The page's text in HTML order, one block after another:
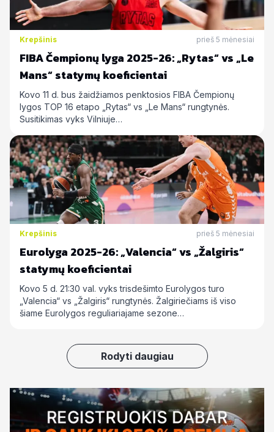
Krepšinis prieš 5 mėnesiai
FIBA Čempionų lyga 2025-26: „Rytas“ vs „Le
Mans“ statymų koeficientai
Kovo 11 d. bus žaidžiamos penktosios FIBA Čempionų
lygos TOP 16 etapo „Rytas“ vs „Le Mans“ rungtynės.
Susitikimas vyks Vilniuje…
Krepšinis prieš 5 mėnesiai
Eurolyga 2025-26: „Valencia“ vs „Žalgiris“
statymų koeficientai
Kovo 5 d. 21:30 val. vyks trisdešimto Eurolygos turo
„Valencia“ vs „Žalgiris“ rungtynės. Žalgiriečiams iš viso
šiame Eurolygos reguliariajame sezone…
Rodyti daugiau